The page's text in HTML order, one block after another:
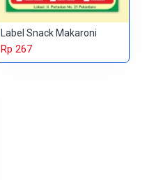
Label Snack Makaroni
Rp 267